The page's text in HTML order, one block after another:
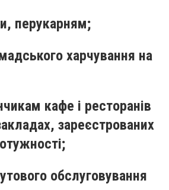
перукарням;
харчування на
кафе і ресторанів
зареєстрованих
обслуговування